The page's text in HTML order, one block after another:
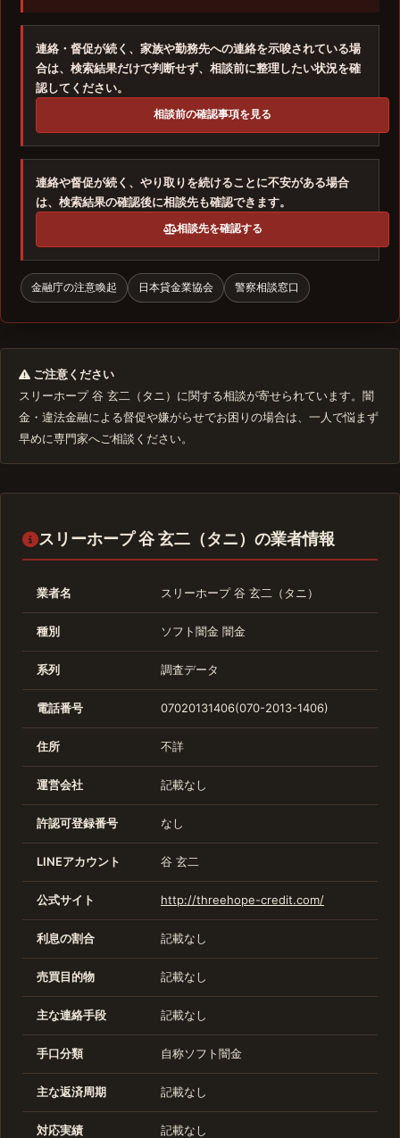
連絡・督促が続く、家族や勤務先への連絡を示唆されている場
合は、検索結果だけで判断せず、相談前に整理したい状況を確
認してください。
相談前の確認事項を見る
連絡や督促が続く、やり取りを続けることに不安がある場合
は、検索結果の確認後に相談先も確認できます。
相談先を確認する
金融庁の注意喚起 日本貸金業協会 警察相談窓口
ご注意ください
スリーホープ 谷 玄二（タニ）に関する相談が寄せられています。闇
金・違法金融による督促や嫌がらせでお困りの場合は、一人で悩まず
早めに専門家へご相談ください。
スリーホープ 谷 玄二（タニ）の業者情報
業者名 スリーホープ 谷 玄二（タニ）
種別 ソフト闇金 闇金
系列 調査データ
電話番号 07020131406(070-2013-1406)
住所 不詳
運営会社 記載なし
許認可登録番号 なし
LINEアカウント 谷 玄二
公式サイト http://threehope-credit.com/
利息の割合 記載なし
売買目的物 記載なし
主な連絡手段 記載なし
手口分類 自称ソフト闇金
主な返済周期 記載なし
対応実績 記載なし